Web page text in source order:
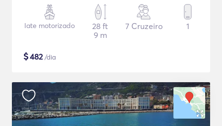
Iate motorizado
28 ft
9 m
7 Cruzeiro 1
$482/dia